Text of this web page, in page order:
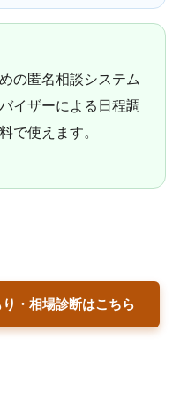
の匿名相談システム
イザーによる日程調
で使えます。
・相場診断はこちら